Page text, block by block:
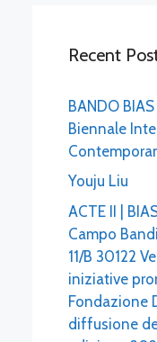
Recent
BANDO BIAS
Biennale
Youju Liu
ACTE II |
Campo
11/B 30122
iniziative
Fondazione
diffusione